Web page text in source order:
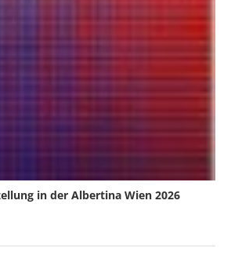
in der Albertina Wien 2026